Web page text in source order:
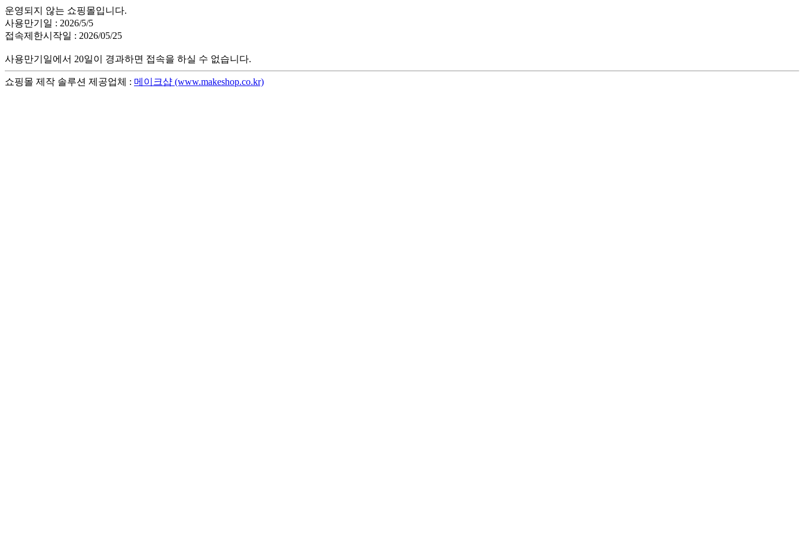
운영되지 않는 쇼핑몰입니다.
사용만기일 : 2026/5/5
접속제한시작일 : 2026/05/25
사용만기일에서 20일이 경과하면 접속을 하실 수 없습니다.
쇼핑몰 제작 솔루션 제공업체 : 메이크샵 (www.makeshop.co.kr)